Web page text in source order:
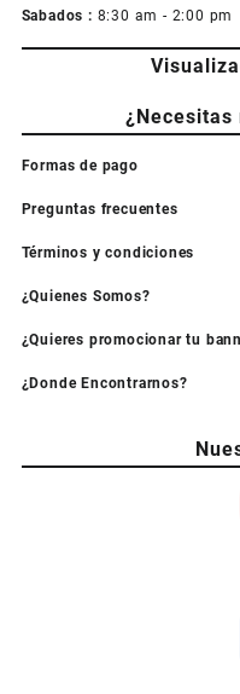
Sabados : 8:30 am - 2:00 pm
Formas de pago
Preguntas frecuentes
Términos y condiciones
¿Quienes Somos?
¿Quieres promocionar tu
¿Donde Encontrarnos?